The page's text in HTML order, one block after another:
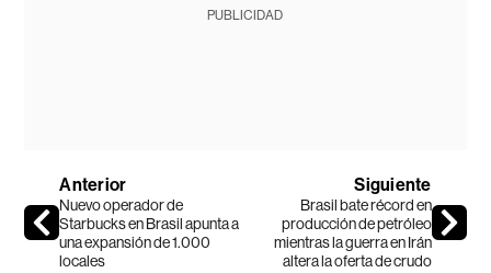
PUBLICIDAD
Anterior
Nuevo operador de
Starbucks en Brasil apunta a
una expansión de 1.000
locales
Siguiente
Brasil bate récord en
producción de petróleo
mientras la guerra en Irán
altera la oferta de crudo